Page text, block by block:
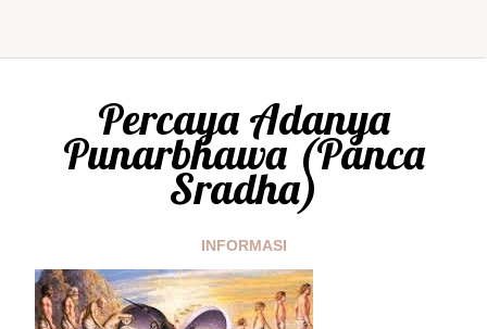
Percaya Adanya
Punarbhawa (Panca
Sradha)
INFORMASI